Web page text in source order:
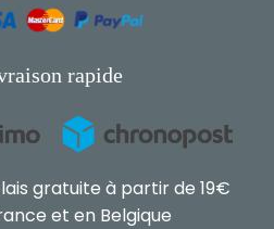
rapide
gratuite à partir de 19€
et en Belgique